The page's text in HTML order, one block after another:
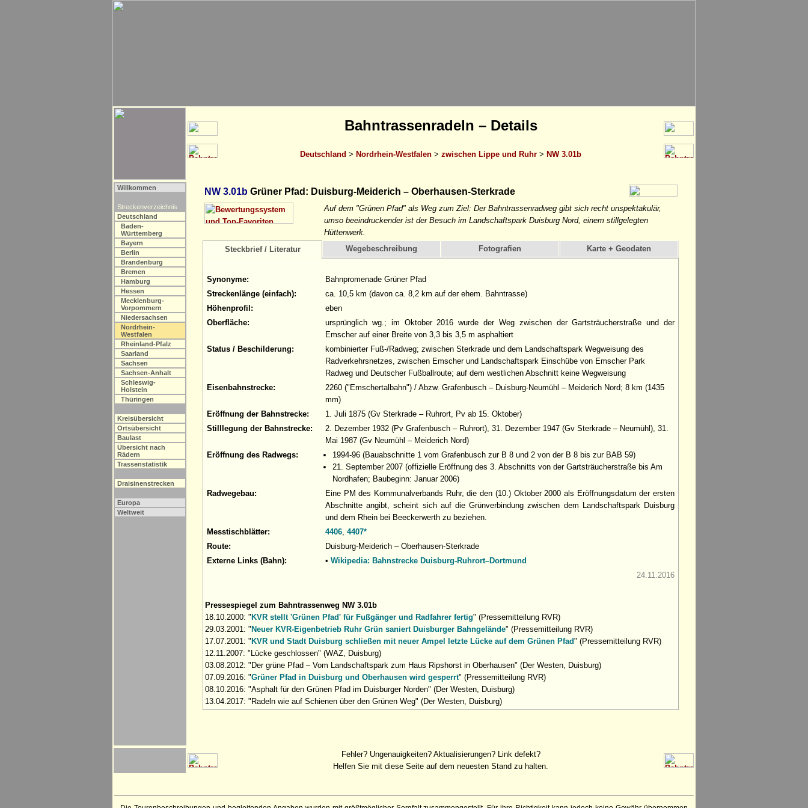
Bahntrassenradeln – Details
Deutschland > Nordrhein-Westfalen > zwischen Lippe und Ruhr > NW 3.01b
Willkommen
Streckenverzeichnis
Deutschland
Baden-
Württemberg
Bayern
Berlin
Brandenburg
Bremen
Hamburg
Hessen
Mecklenburg-
Vorpommern
Niedersachsen
Nordrhein-
Westfalen
Rheinland-Pfalz
Saarland
Sachsen
Sachsen-Anhalt
Schleswig-
Holstein
Thüringen
Kreisübersicht
Ortsübersicht
Baulast
Übersicht nach
Rädern
Trassenstatistik
Draisinenstrecken
Europa
Weltweit
NW 3.01b Grüner Pfad: Duisburg-Meiderich – Oberhausen-Sterkrade
Auf dem "Grünen Pfad" als Weg zum Ziel: Der Bahntrassenradweg gibt sich recht unspektakulär,
umso beeindruckender ist der Besuch im Landschaftspark Duisburg Nord, einem stillgelegten
Hüttenwerk.
Steckbrief / Literatur
Wegebeschreibung Fotografien Karte + Geodaten
Synonyme:
Bahnpromenade Grüner Pfad
Streckenlänge (einfach):
ca. 10,5 km (davon ca. 8,2 km auf der ehem. Bahntrasse)
Höhenprofil:
eben
Oberfläche:
ursprünglich wg.; im Oktober 2016 wurde der Weg zwischen der Gartsträucherstraße und der
Emscher auf einer Breite von 3,3 bis 3,5 m asphaltiert
Status / Beschilderung:
kombinierter Fuß-/Radweg; zwischen Sterkrade und dem Landschaftspark Wegweisung des
Radverkehrsnetzes, zwischen Emscher und Landschaftspark Einschübe von Emscher Park
Radweg und Deutscher Fußballroute; auf dem westlichen Abschnitt keine Wegweisung
Eisenbahnstrecke:
2260 ("Emschertalbahn") / Abzw. Grafenbusch – Duisburg-Neumühl – Meiderich Nord; 8 km (1435
mm)
Eröffnung der Bahnstrecke:
1. Juli 1875 (Gv Sterkrade – Ruhrort, Pv ab 15. Oktober)
Stilllegung der Bahnstrecke:
2. Dezember 1932 (Pv Grafenbusch – Ruhrort), 31. Dezember 1947 (Gv Sterkrade – Neumühl), 31.
Mai 1987 (Gv Neumühl – Meiderich Nord)
Eröffnung des Radwegs:
1994-96 (Bauabschnitte 1 vom Grafenbusch zur B 8 und 2 von der B 8 bis zur BAB 59)
21. September 2007 (offizielle Eröffnung des 3. Abschnitts von der Gartsträucherstraße bis Am
Nordhafen; Baubeginn: Januar 2006)
Radwegebau:
Eine PM des Kommunalverbands Ruhr, die den (10.) Oktober 2000 als Eröffnungsdatum der ersten
Abschnitte angibt, scheint sich auf die Grünverbindung zwischen dem Landschaftspark Duisburg
und dem Rhein bei Beeckerwerth zu beziehen.
Messtischblätter:
4406, 4407*
Route:
Duisburg-Meiderich – Oberhausen-Sterkrade
Externe Links (Bahn):
• Wikipedia: Bahnstrecke Duisburg-Ruhrort–Dortmund
24.11.2016
Pressespiegel zum Bahntrassenweg NW 3.01b
18.10.2000: "KVR stellt 'Grünen Pfad' für Fußgänger und Radfahrer fertig" (Pressemitteilung RVR)
29.03.2001: "Neuer KVR-Eigenbetrieb Ruhr Grün saniert Duisburger Bahngelände" (Pressemitteilung RVR)
17.07.2001: "KVR und Stadt Duisburg schließen mit neuer Ampel letzte Lücke auf dem Grünen Pfad" (Pressemitteilung RVR)
12.11.2007: "Lücke geschlossen" (WAZ, Duisburg)
03.08.2012: "Der grüne Pfad – Vom Landschaftspark zum Haus Ripshorst in Oberhausen" (Der Westen, Duisburg)
07.09.2016: "Grüner Pfad in Duisburg und Oberhausen wird gesperrt" (Pressemitteilung RVR)
08.10.2016: "Asphalt für den Grünen Pfad im Duisburger Norden" (Der Westen, Duisburg)
13.04.2017: "Radeln wie auf Schienen über den Grünen Weg" (Der Westen, Duisburg)
Fehler? Ungenauigkeiten? Aktualisierungen? Link defekt?
Helfen Sie mit diese Seite auf dem neuesten Stand zu halten.